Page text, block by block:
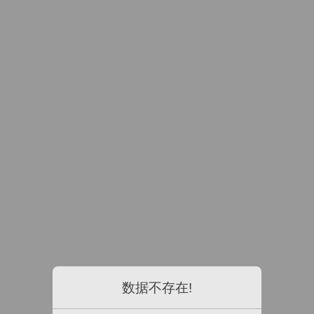
数据不存在!